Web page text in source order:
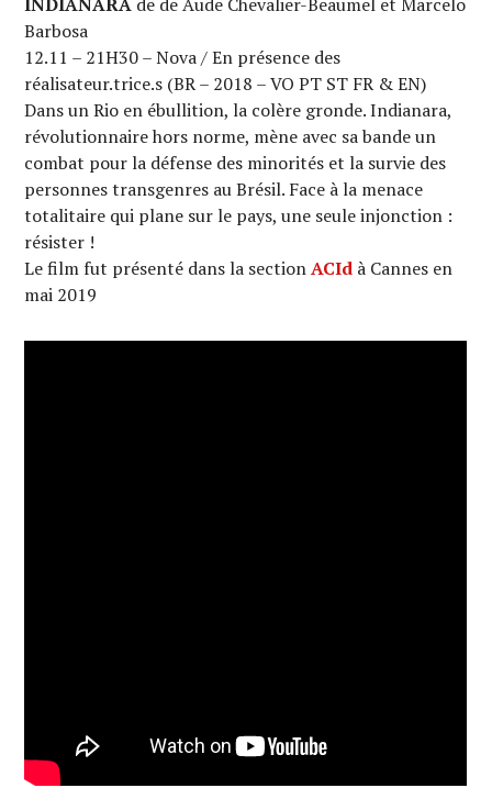
Barbosa
12.11 – 21H30 – Nova / En présence des
réalisateur.trice.s (BR – 2018 – VO PT ST FR & EN)
Dans un Rio en ébullition, la colère gronde. Indianara,
révolutionnaire hors norme, mène avec sa bande un
combat pour la défense des minorités et la survie des
personnes transgenres au Brésil. Face à la menace
totalitaire qui plane sur le pays, une seule injonction :
résister !
Le film fut présenté dans la sectionACId à Cannes en
mai 2019